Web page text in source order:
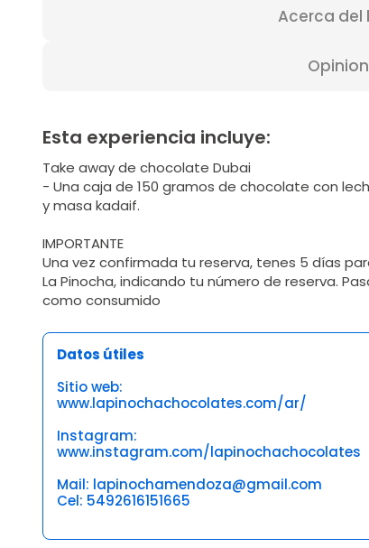
Acerca del
Esta experiencia incluye:
Take away de chocolate Dubai
- Una caja de 150 gramos de chocolate con
y masa kadaif.
IMPORTANTE
Una vez confirmada tu reserva, tenes 5 días
La Pinocha, indicando tu número de reserva.
como consumido
Datos útiles
Sitio web:
www.lapinochachocolates.com/ar/
Instagram:
www.instagram.com/lapinochachocolates
Mail: lapinochamendoza@gmail.com
Cel: 5492616151665